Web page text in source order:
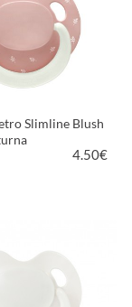
Slimline Blush
4.50€